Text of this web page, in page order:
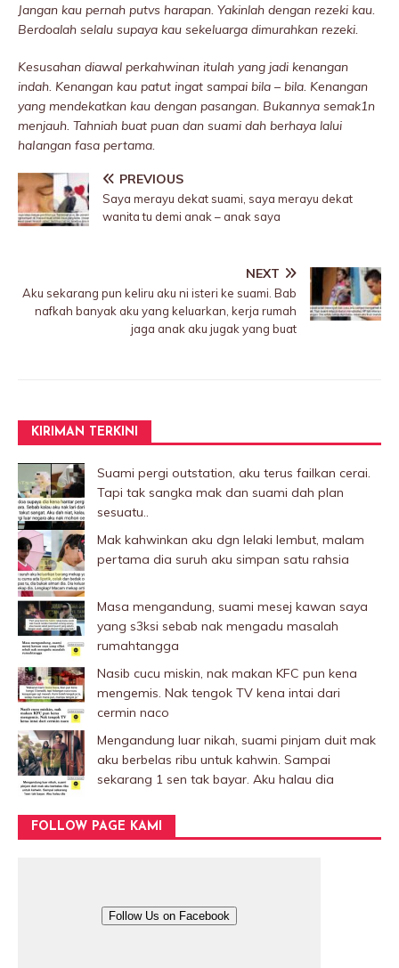
Jangan kau pernah putvs harapan. Yakinlah dengan rezeki kau.
Berdoalah selalu supaya kau sekeluarga dimurahkan rezeki.
Kesusahan diawal perkahwinan itulah yang jadi kenangan
indah. Kenangan kau patut ingat sampai bila – bila. Kenangan
yang mendekatkan kau dengan pasangan. Bukannya semak1n
menjauh. Tahniah buat puan dan suami dah berhaya lalui
haIangan fasa pertama.
PREVIOUS
Saya merayu dekat suami, saya merayu dekat
wanita tu demi anak – anak saya
NEXT
Aku sekarang pun keliru aku ni isteri ke suami. Bab
nafkah banyak aku yang keluarkan, kerja rumah
jaga anak aku jugak yang buat
KIRIMAN TERKINI
Suami pergi outstation, aku terus failkan cerai.
Tapi tak sangka mak dan suami dah plan
sesuatu..
Mak kahwinkan aku dgn lelaki Iembut, malam
pertama dia suruh aku simpan satu rahsia
Masa mengandung, suami mesej kawan saya
yang s3ksi sebab nak mengadu masalah
rumahtangga
Nasib cucu miskin, nak makan KFC pun kena
mengemis. Nak tengok TV kena intai dari
cermin naco
Mengandung luar nikah, suami pinjam duit mak
aku berbelas ribu untuk kahwin. Sampai
sekarang 1 sen tak bayar. Aku halau dia
FOLLOW PAGE KAMI
Follow Us on Facebook